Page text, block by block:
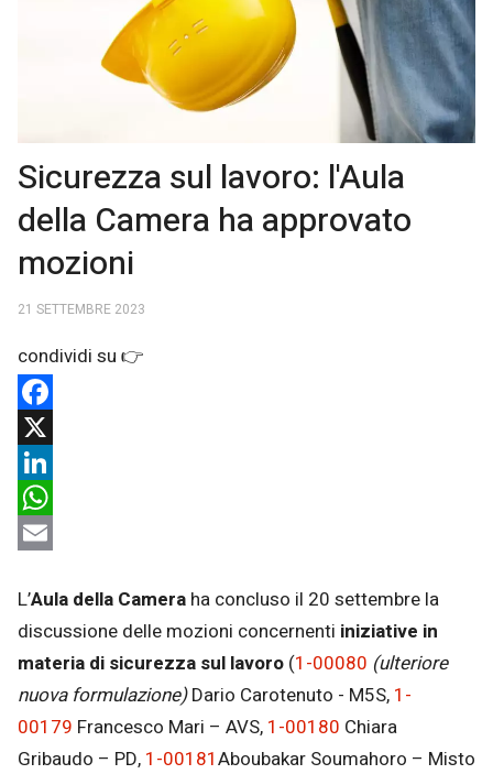
Sicurezza sul lavoro: l'Aula
della Camera ha approvato
mozioni
21 SETTEMBRE 2023
Facebook
X
LinkedIn
WhatsApp
L’Aula della Camera ha concluso il 20 settembre la
discussione delle mozioni concernenti iniziative in
materia di sicurezza sul lavoro (1-00080 (ulteriore
nuova formulazione)Dario Carotenuto - M5S, 1-
00179 Francesco Mari – AVS, 1-00180 Chiara
Gribaudo – PD, 1-00181Aboubakar Soumahoro – Misto